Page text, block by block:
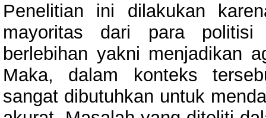
Penelitian ini dilakukan
mayoritas dari para politisi
berlebihan yakni menjadikan
Maka, dalam konteks
sangat dibutuhkan untuk